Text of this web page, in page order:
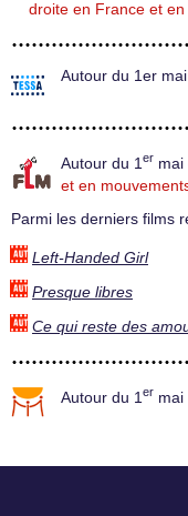
droite en France et en
Autour du 1er
Autour du 1 er mai
et en
Parmi les derniers films
Left-Handed Girl
Presque libres
Ce qui reste des
Autour du 1 er mai